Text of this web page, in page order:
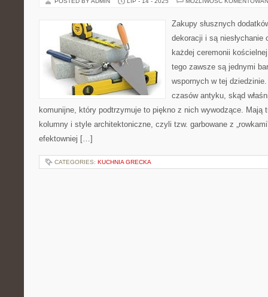
Zakupy słusznych
dekoracji i są niesłychanie
każdej ceremonii
tego zawsze są jednymi
wspornych w tej
czasów antyku, skąd
komunijne, który podtrzymuje to piękno z nich wywodzące. Mają
kolumny i style architektoniczne, czyli tzw. garbowane z
efektowniej […]
CATEGORIES: KUCHNIA GRECKA